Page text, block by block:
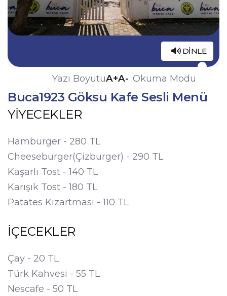
DINLE
Yazı BoyutuA+A- Okuma Modu
Buca1923 Göksu Kafe Sesli Menü
YİYECEKLER
Hamburger - 280 TL
Cheeseburger(Çizburger) - 290 TL
Kaşarlı Tost - 140 TL
Karışık Tost - 180 TL
Patates Kızartması - 110 TL
İÇECEKLER
Çay - 20 TL
Türk Kahvesi - 55 TL
Nescafe - 50 TL